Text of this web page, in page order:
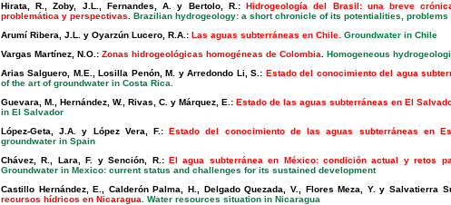
Hirata, R., Zoby, J.L., Fernandes, A. y Bertolo, R.:Hidrogeología del Brasil: una breve
problemática y perspectivas
Brazilian hydrogeology: a short chronicle of its potentialities, problems
Arumí Ribera, J.L. y Oyarzún Lucero, R.A.: Las aguas subterráneas en Chile. Groundwater in Chile
Vargas Martínez, N.O.: Zonas hidrogeológicas homogéneas de Colombia
Homogeneous
Arias Salguero, M.E., Losilla Penón, M. y Arredondo Li, S.: Estado del conocimiento del agua
of the art of groundwater in Costa Rica.
Guevara, M., Hernández, W., Rivas, C. y Márquez, E.: Estado de las aguas subterráneas en El
in El Salvador
López-Geta, J.A. y López Vera, F.:Estado del conocimiento de las aguas subterráneas en
groundwater in Spain
Chávez, R., Lara, F. y Sención, R.: El agua subterránea en México: condición actual y retos
Groundwater in Mexico: current status and challenges for its sustained development
Castillo Hernández, E., Calderón Palma, H., Delgado Quezada, V., Flores Meza, Y. y Salvatierra
recursos hídricos en Nicaragua.
Water resources situation in Nicaragua